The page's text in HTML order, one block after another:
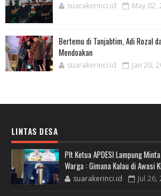
suarakerinci.id May 02,
Bertemu di Tanjabtim, Adi Rozal
Mendoakan
suarakerinci.id Jan 20,
LINTAS DESA
Plt Ketua APDESI Lampung
Warga : Gimana Kalau di Awasi
suarakerinci.id Jul 26,